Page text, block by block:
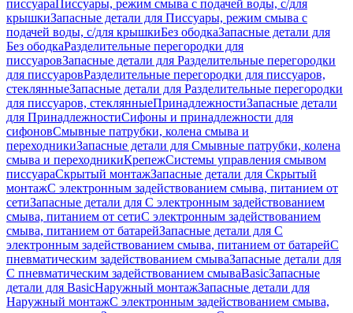
писсуараПиссуары, режим смыва с подачей воды, с/для
крышкиЗапасные детали для Писсуары, режим смыва с
подачей воды, с/для крышкиБез ободкаЗапасные детали для
Без ободкаРазделительные перегородки для
писсуаровЗапасные детали для Разделительные перегородки
для писсуаровРазделительные перегородки для писсуаров,
стеклянныеЗапасные детали для Разделительные перегородки
для писсуаров, стеклянныеПринадлежностиЗапасные детали
для ПринадлежностиСифоны и принадлежности для
сифоновСмывные патрубки, колена смыва и
переходникиЗапасные детали для Смывные патрубки, колена
смыва и переходникиКрепежСистемы управления смывом
писсуараСкрытый монтажЗапасные детали для Скрытый
монтажС электронным задействованием смыва, питанием от
сетиЗапасные детали для С электронным задействованием
смыва, питанием от сетиС электронным задействованием
смыва, питанием от батарейЗапасные детали для С
электронным задействованием смыва, питанием от батарейС
пневматическим задействованием смываЗапасные детали для
С пневматическим задействованием смываBasicЗапасные
детали для BasicНаружный монтажЗапасные детали для
Наружный монтажС электронным задействованием смыва,